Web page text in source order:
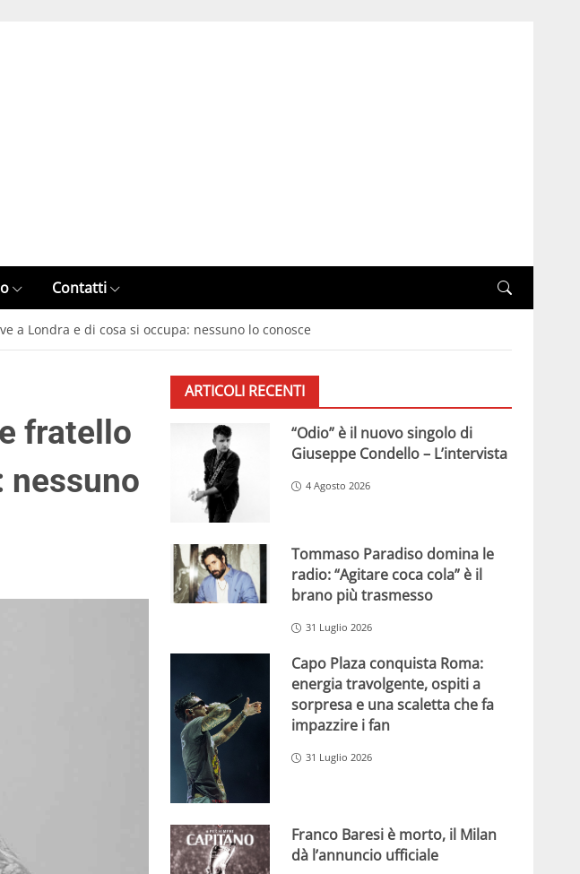
Contatti
a Londra e di cosa si occupa: nessuno lo conosce
fratello
nessuno
ARTICOLI RECENTI
“Odio” è il nuovo singolo di
Giuseppe Condello – L’intervista
4 Agosto 2026
Tommaso Paradiso domina le
radio: “Agitare coca cola” è il
brano più trasmesso
31 Luglio 2026
Capo Plaza conquista Roma:
energia travolgente, ospiti a
sorpresa e una scaletta che fa
impazzire i fan
31 Luglio 2026
Franco Baresi è morto, il Milan
dà l’annuncio ufficiale